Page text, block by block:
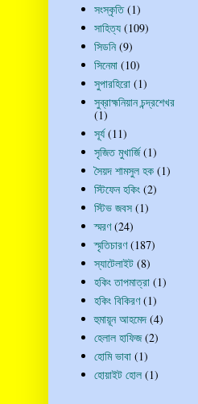
সংস্কৃতি (1)
সাহিত্য (109)
সিডনি (9)
সিনেমা (10)
সুপারহিরো (1)
সুব্রাহ্মনিয়ান চন্দ্রশেখর
(1)
সূর্য (11)
সৃজিত মুখার্জি (1)
সৈয়দ শামসুল হক (1)
স্টিফেন হকিং (2)
স্টিভ জবস (1)
স্মরণ (24)
স্মৃতিচারণ (187)
স্যাটেলাইট (8)
হকিং তাপমাত্রা (1)
হকিং বিকিরণ (1)
হুমায়ূন আহমেদ (4)
হেলাল হাফিজ (2)
হোমি ভাবা (1)
হোয়াইট হোল (1)